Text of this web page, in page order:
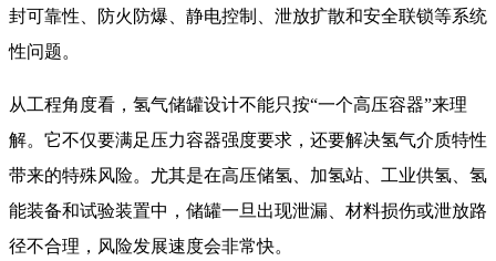
封可靠性、防火防爆、静电控制、泄放扩散和安全联锁等系统
性问题。
从工程角度看，氢气储罐设计不能只按“一个高压容器”来理
解。它不仅要满足压力容器强度要求，还要解决氢气介质特性
带来的特殊风险。尤其是在高压储氢、加氢站、工业供氢、氢
能装备和试验装置中，储罐一旦出现泄漏、材料损伤或泄放路
径不合理，风险发展速度会非常快。